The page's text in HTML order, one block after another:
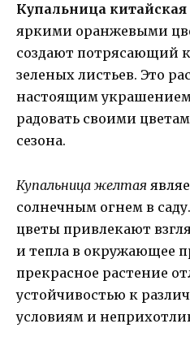
Купальница китайская
яркими оранжевыми
создают потрясающий
зеленых листьев. Это
настоящим украшением
радовать своими
сезона.
Купальница желтая
солнечным огнем в
цветы привлекают
и тепла в окружающее
прекрасное растение
устойчивостью к
условиям и